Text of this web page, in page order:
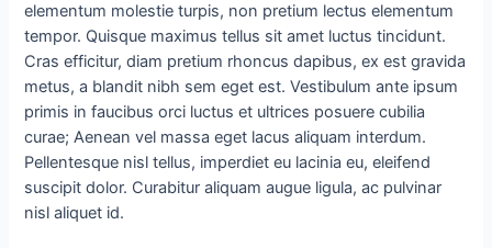
elementum molestie turpis, non pretium lectus elementum
tempor. Quisque maximus tellus sit amet luctus tincidunt.
Cras efficitur, diam pretium rhoncus dapibus, ex est gravida
metus, a blandit nibh sem eget est. Vestibulum ante ipsum
primis in faucibus orci luctus et ultrices posuere cubilia
curae; Aenean vel massa eget lacus aliquam interdum.
Pellentesque nisl tellus, imperdiet eu lacinia eu, eleifend
suscipit dolor. Curabitur aliquam augue ligula, ac pulvinar
nisl aliquet id.